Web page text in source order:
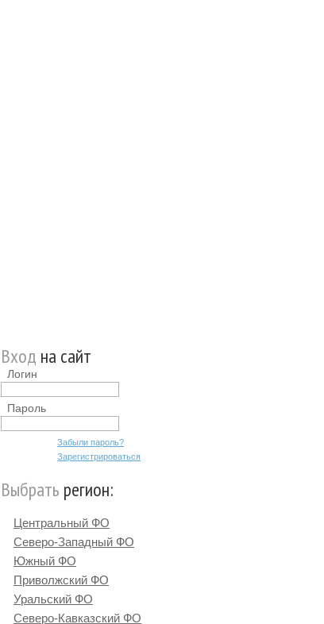
Вход на сайт
Логин
Пароль
Забыли пароль?
Зарегистрироваться
Выбрать регион:
Центральный ФО
Северо-Западный ФО
Южный ФО
Приволжский ФО
Уральский ФО
Северо-Кавказский ФО